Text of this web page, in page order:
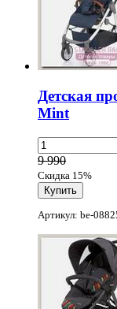
Детская
Mint
9 990
Скидка 15%
Артикул: be-